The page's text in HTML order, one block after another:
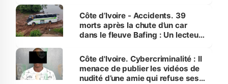
Côte d’Ivoire - Accidents. 39
morts après la chute d’un car
dans le fleuve Bafing : Un lecteur
des Transports
Côte d'Ivoire. Cybercriminalité : Il
menace de publier les vidéos de
nudité d’une amie qui refuse ses